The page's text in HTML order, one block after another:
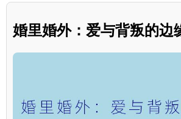
婚里婚外：爱与背叛的边